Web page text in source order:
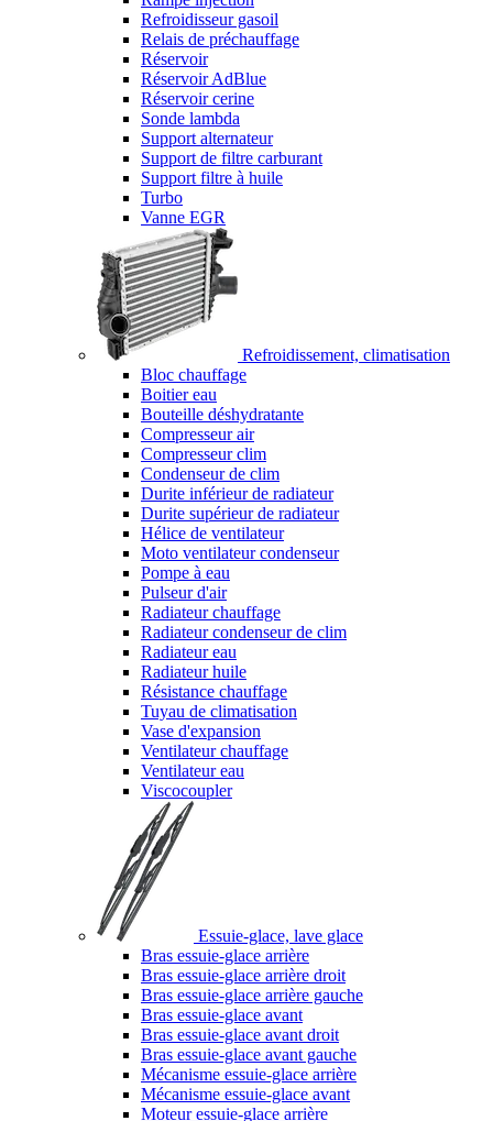
Refroidisseur gasoil
Relais de préchauffage
Réservoir
Réservoir AdBlue
Réservoir cerine
Sonde lambda
Support alternateur
Support de filtre carburant
Support filtre à huile
Turbo
Vanne EGR
Refroidissement, climatisation
Bloc chauffage
Boitier eau
Bouteille déshydratante
Compresseur air
Compresseur clim
Condenseur de clim
Durite inférieur de radiateur
Durite supérieur de radiateur
Hélice de ventilateur
Moto ventilateur condenseur
Pompe à eau
Pulseur d'air
Radiateur chauffage
Radiateur condenseur de clim
Radiateur eau
Radiateur huile
Résistance chauffage
Tuyau de climatisation
Vase d'expansion
Ventilateur chauffage
Ventilateur eau
Viscocoupler
Essuie-glace, lave glace
Bras essuie-glace arrière
Bras essuie-glace arrière droit
Bras essuie-glace arrière gauche
Bras essuie-glace avant
Bras essuie-glace avant droit
Bras essuie-glace avant gauche
Mécanisme essuie-glace arrière
Mécanisme essuie-glace avant
Moteur essuie-glace arrière